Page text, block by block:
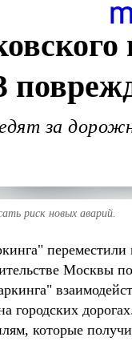
за
риск новых аварий.
Москвы
городских
которые